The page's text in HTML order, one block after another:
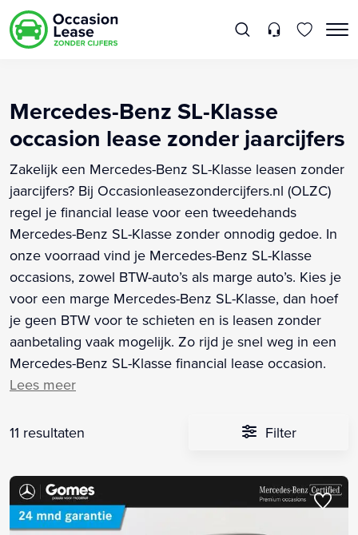
Mercedes-Benz SL-Klasse
occasion lease zonder jaarcijfers
Zakelijk een Mercedes-Benz SL-Klasse leasen zonder
jaarcijfers? Bij Occasionleasezondercijfers.nl (OLZC)
regel je financial lease voor een tweedehands
Mercedes-Benz SL-Klasse zonder onnodig gedoe. In
onze voorraad vind je Mercedes-Benz SL-Klasse
occasions, zowel BTW-auto’s als marge auto’s. Kies je
voor een marge Mercedes-Benz SL-Klasse, dan hoef
je geen BTW voor te schieten en is leasen zonder
aanbetaling vaak mogelijk. Zo rijd je snel weg in een
Mercedes-Benz SL-Klasse financial lease occasion.
Lees meer
11 resultaten Filter